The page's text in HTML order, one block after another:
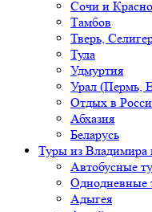
Сочи и
Тамбов
Тверь,
Тула
Удмуртия
Урал (Пермь,
Отдых в
Абхазия
Беларусь
Туры из Владимира
Автобусные
Однодневные
Адыгея